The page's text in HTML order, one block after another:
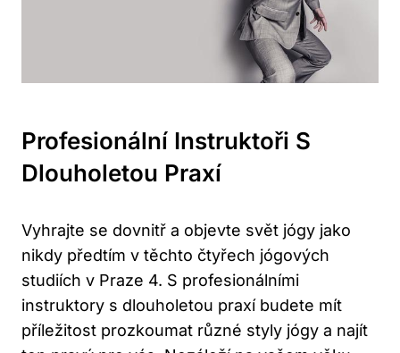
Profesionální Instruktoři S
Dlouholetou Praxí
Vyhrajte se dovnitř a ⁤objevte svět jógy jako
nikdy ⁣předtím v⁢ těchto čtyřech jógových‌
studiích v Praze 4. S profesionálními
instruktory s ⁣dlouholetou praxí budete mít
příležitost prozkoumat ⁣různé styly jógy a‌ najít